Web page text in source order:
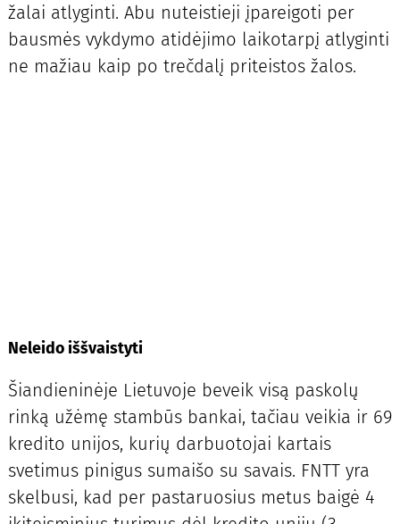
žalai atlyginti. Abu nuteistieji įpareigoti per
bausmės vykdymo atidėjimo laikotarpį atlyginti
ne mažiau kaip po trečdalį priteistos žalos.
Neleido iššvaistyti
Šiandieninėje Lietuvoje beveik visą paskolų
rinką užėmę stambūs bankai, tačiau veikia ir 69
kredito unijos, kurių darbuotojai kartais
svetimus pinigus sumaišo su savais. FNTT yra
skelbusi, kad per pastaruosius metus baigė 4